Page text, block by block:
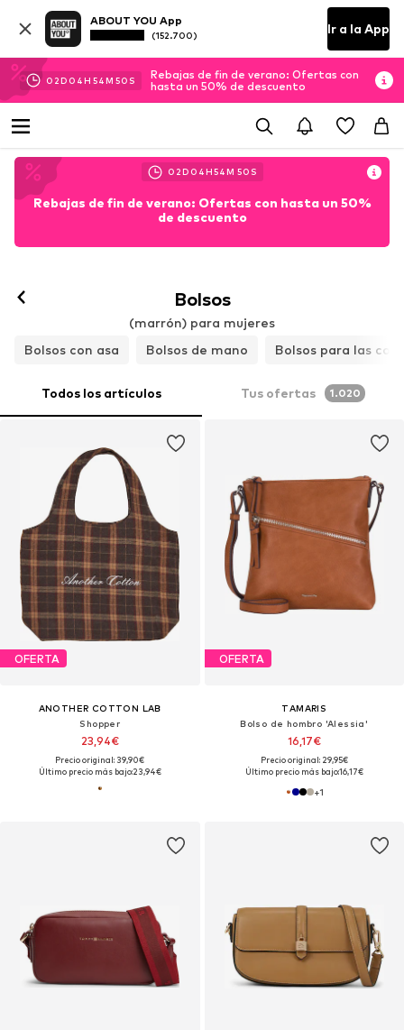
ABOUT YOU App
(152.700) Ir a la App
02D 04H 54M 49 S
Rebajas de fin de verano: Ofertas con
hasta un 50% de descuento
02D 04H54M 49 S
Rebajas de fin de verano: Ofertas con hasta un 50%
de descuento
Bolsos
(marrón) para mujeres
Bolsos con asa
Bolsos de mano Bolsos para las
Todos los artículos Tus ofertas 1.020
OFERTA
ANOTHER COTTON LAB
Shopper
23,94€
Precio original: 39,90€
Último precio más bajo:23,94€
OFERTA
TAMARIS
Bolso de hombro 'Alessia'
16,17€
Precio original: 29,95€
Último precio más bajo:16,17€
+1